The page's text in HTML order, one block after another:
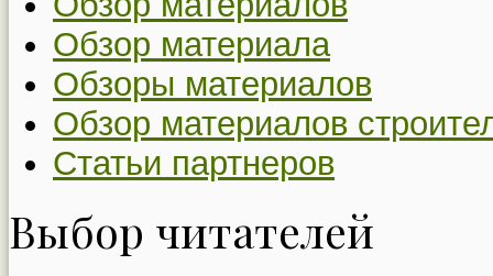
Обзор материала
Обзоры материалов
Обзор материалов
Статьи партнеров
Выбор читателей